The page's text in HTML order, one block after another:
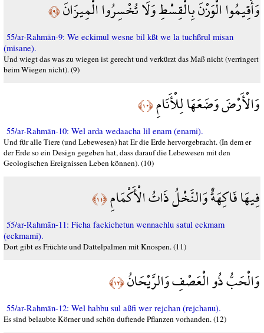
وَأَقِيمُوا الْوَزْنَ بِالْقِسْطِ وَلَا تُخْسِرُوا الْمِيزَانَ﴿٩﴾
55/ar-Rahmān-9: We eckimul wesne bil kßt we la tuchßrul misan
(misane).
Und wiegt das was zu wiegen ist gerecht und verkürzt das Maß nicht (verringert
beim Wiegen nicht). (9)
وَالْأَرْضَ وَضَعَهَا لِلْأَنَامِ﴿١٠﴾
55/ar-Rahmān-10: Wel arda wedaacha lil enam (enami).
Und für alle Tiere (und Lebewesen) hat Er die Erde hervorgebracht. (In dem er
der Erde so ein Design gegeben hat, dass darauf die Lebewesen mit den
Geologischen Ereignissen Leben können). (10)
فِيهَا فَاكِهَةٌ وَالنَّخْلُ ذَاتُ الْأَكْمَامِ﴿١١﴾
55/ar-Rahmān-11: Ficha fackichetun wennachlu satul eckmam
(eckmami).
Dort gibt es Früchte und Dattelpalmen mit Knospen. (11)
وَالْحَبُّ ذُو الْعَصْفِ وَالرَّيْحَانُ﴿١٢﴾
55/ar-Rahmān-12: Wel habbu sul aßfi wer rejchan (rejchanu).
Es sind belaubte Körner und schön duftende Pflanzen vorhanden. (12)